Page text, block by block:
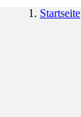
Startseite